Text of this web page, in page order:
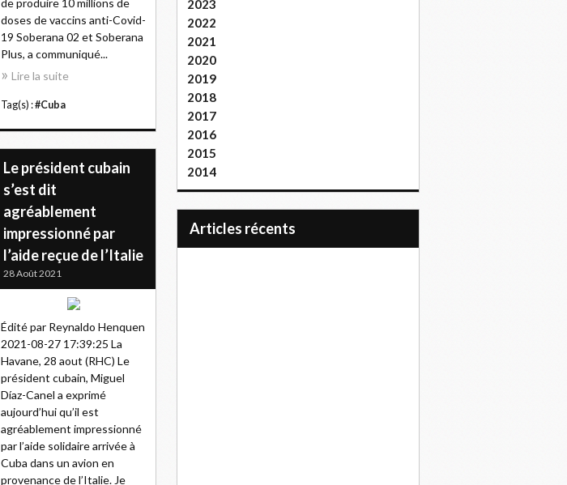
de produire 10 millions de
doses de vaccins anti-Covid-
19 Soberana 02 et Soberana
Plus, a communiqué...
Lire la suite
Tag(s) :#Cuba
Le président cubain
s’est dit
agréablement
impressionné par
l’aide reçue de l’Italie
28 Août 2021
Édité par Reynaldo Henquen
2021-08-27 17:39:25 La
Havane, 28 aout (RHC) Le
président cubain, Miguel
Díaz-Canel a exprimé
aujourd’hui qu’il est
agréablement impressionné
par l’aide solidaire arrivée à
Cuba dans un avion en
provenance de l’Italie. Je
2023
2022
2021
2020
2019
2018
2017
2016
2015
2014
articles récents